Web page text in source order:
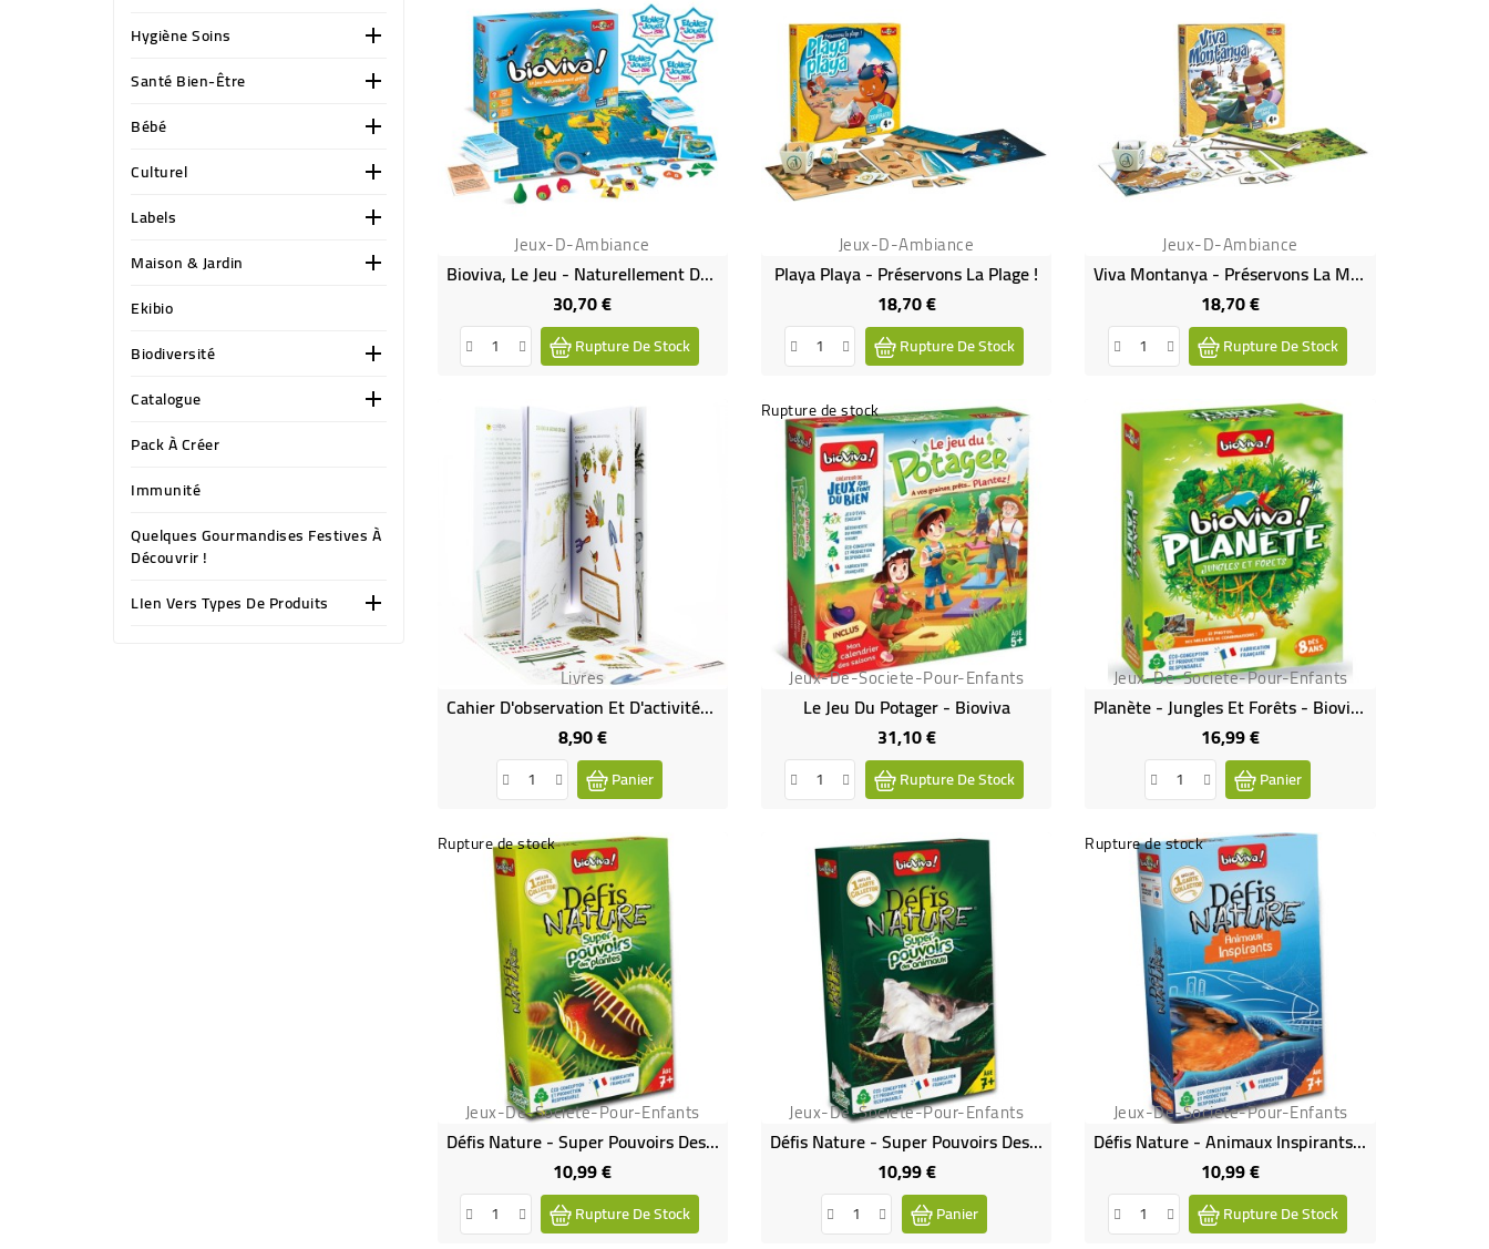
Hygiène Soins 
Santé Bien-Être 
Bébé 
Culturel 
Labels 
Maison & Jardin 
Ekibio
Biodiversité

Catalogue 
Pack À Créer
Immunité
Quelques Gourmandises Festives À
Découvrir !
LIen Vers Types De Produits

Jeux-D-Ambiance
Bioviva, Le Jeu - Naturellement Drôle
30,70 €Prix
Rupture De Stock
Jeux-D-Ambiance
Playa Playa - Préservons La Plage !
18,70 €Prix
Rupture De Stock
Jeux-D-Ambiance
Viva Montanya - Préservons La Montagne !
18,70 €Prix
Rupture De Stock
Livres
Cahier D'observation Et D'activités Colibris - La Nature En Ville
8,90 €Prix
Panier
Rupture de stock
Jeux-De-Societe-Pour-Enfants
Le Jeu Du Potager - Bioviva
31,10 €Prix
Rupture De Stock
Jeux-De-Societe-Pour-Enfants
Planète - Jungles Et Forêts - Bioviva
16,99 €Prix
Panier
Rupture de stock
Jeux-De-Societe-Pour-Enfants
Défis Nature - Super Pouvoirs Des Plantes - Bioviva
10,99 €Prix
Rupture De Stock
Jeux-De-Societe-Pour-Enfants
Défis Nature - Super Pouvoirs Des Animaux - Bioviva
10,99 €Prix
Panier
Rupture de stock
Jeux-De-Societe-Pour-Enfants
Défis Nature - Animaux Inspirants - Bioviva
10,99 €Prix
Rupture De Stock